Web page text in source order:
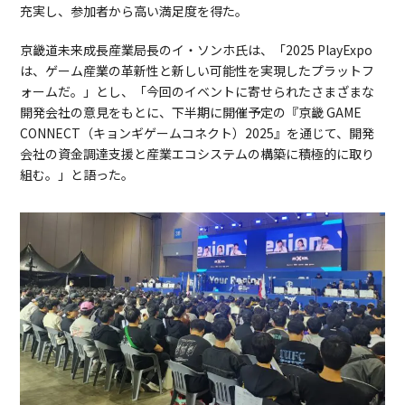
充実し、参加者から高い満足度を得た。
京畿道未来成長産業局長のイ・ソンホ氏は、「2025 PlayExpo
は、ゲーム産業の革新性と新しい可能性を実現したプラットフ
ォームだ。」とし、「今回のイベントに寄せられたさまざまな
開発会社の意見をもとに、下半期に開催予定の『京畿 GAME
CONNECT（キョンギゲームコネクト）2025』を通じて、開発
会社の資金調達支援と産業エコシステムの構築に積極的に取り
組む。」と語った。